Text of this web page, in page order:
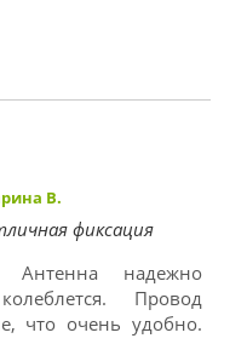
В.
фиксация
Антенна надежно
Провод
что очень удобно.